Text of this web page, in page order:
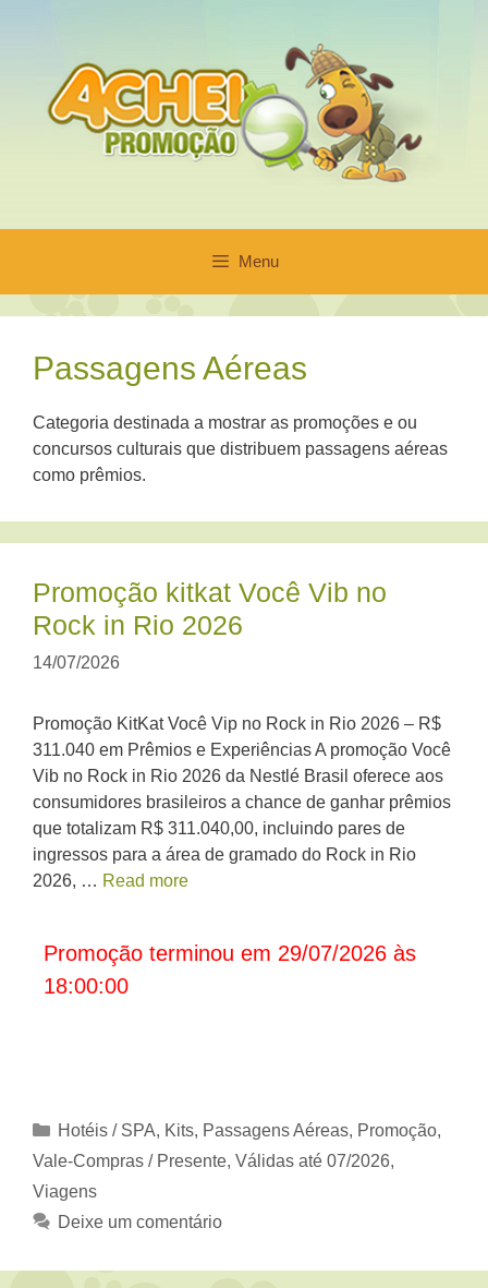
conteúdo
Menu
Passagens Aéreas
Categoria destinada a mostrar as promoções e ou
concursos culturais que distribuem passagens aéreas
como prêmios.
Promoção kitkat Você Vib no
Rock in Rio 2026
14/07/2026
Promoção KitKat Você Vip no Rock in Rio 2026 – R$
311.040 em Prêmios e Experiências A promoção Você
Vib no Rock in Rio 2026 da Nestlé Brasil oferece aos
consumidores brasileiros a chance de ganhar prêmios
que totalizam R$ 311.040,00, incluindo pares de
ingressos para a área de gramado do Rock in Rio
2026, … Read more
Promoção terminou em 29/07/2026 às
18:00:00
Categorias
Hotéis / SPA, Kits, Passagens Aéreas, Promoção,
Vale-Compras / Presente, Válidas até 07/2026,
Viagens
Deixe um comentário